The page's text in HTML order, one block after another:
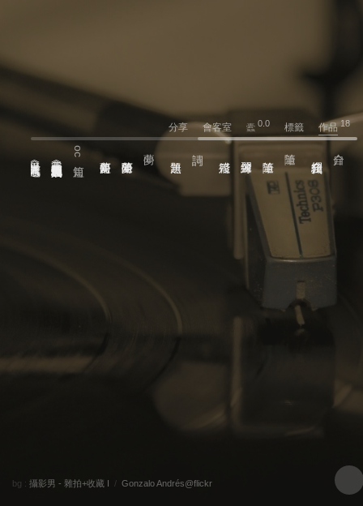
分享 會客室 0.0 標籤 作品 18
oc短篇
bg : 攝影男 - 雜拍+收藏 I / Gonzalo Andrés@flickr